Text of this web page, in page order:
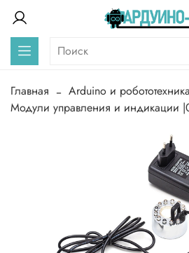
Главная Arduino и робототехника
Модули управления и индикации